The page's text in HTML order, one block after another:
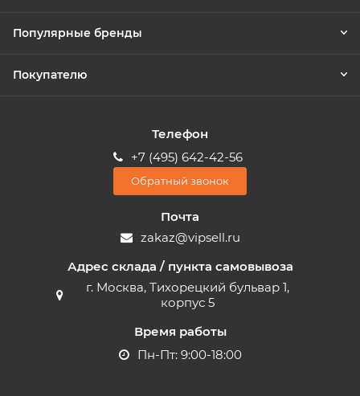
Популярные бренды
Покупателю
Телефон
+7 (495) 642-42-56
Обратный звонок
Почта
zakaz@vipsell.ru
Адрес склада / пункта самовывоза
г. Москва, Тихорецкий бульвар 1,
корпус 5
Время работы
Пн-Пт: 9:00-18:00